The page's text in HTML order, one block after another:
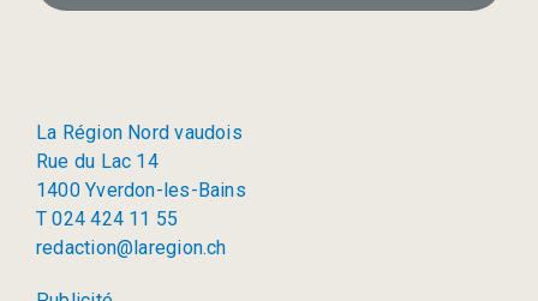
La Région Nord vaudois
Rue du Lac 14
1400 Yverdon-les-Bains
T 024 424 11 55
redaction@laregion.ch